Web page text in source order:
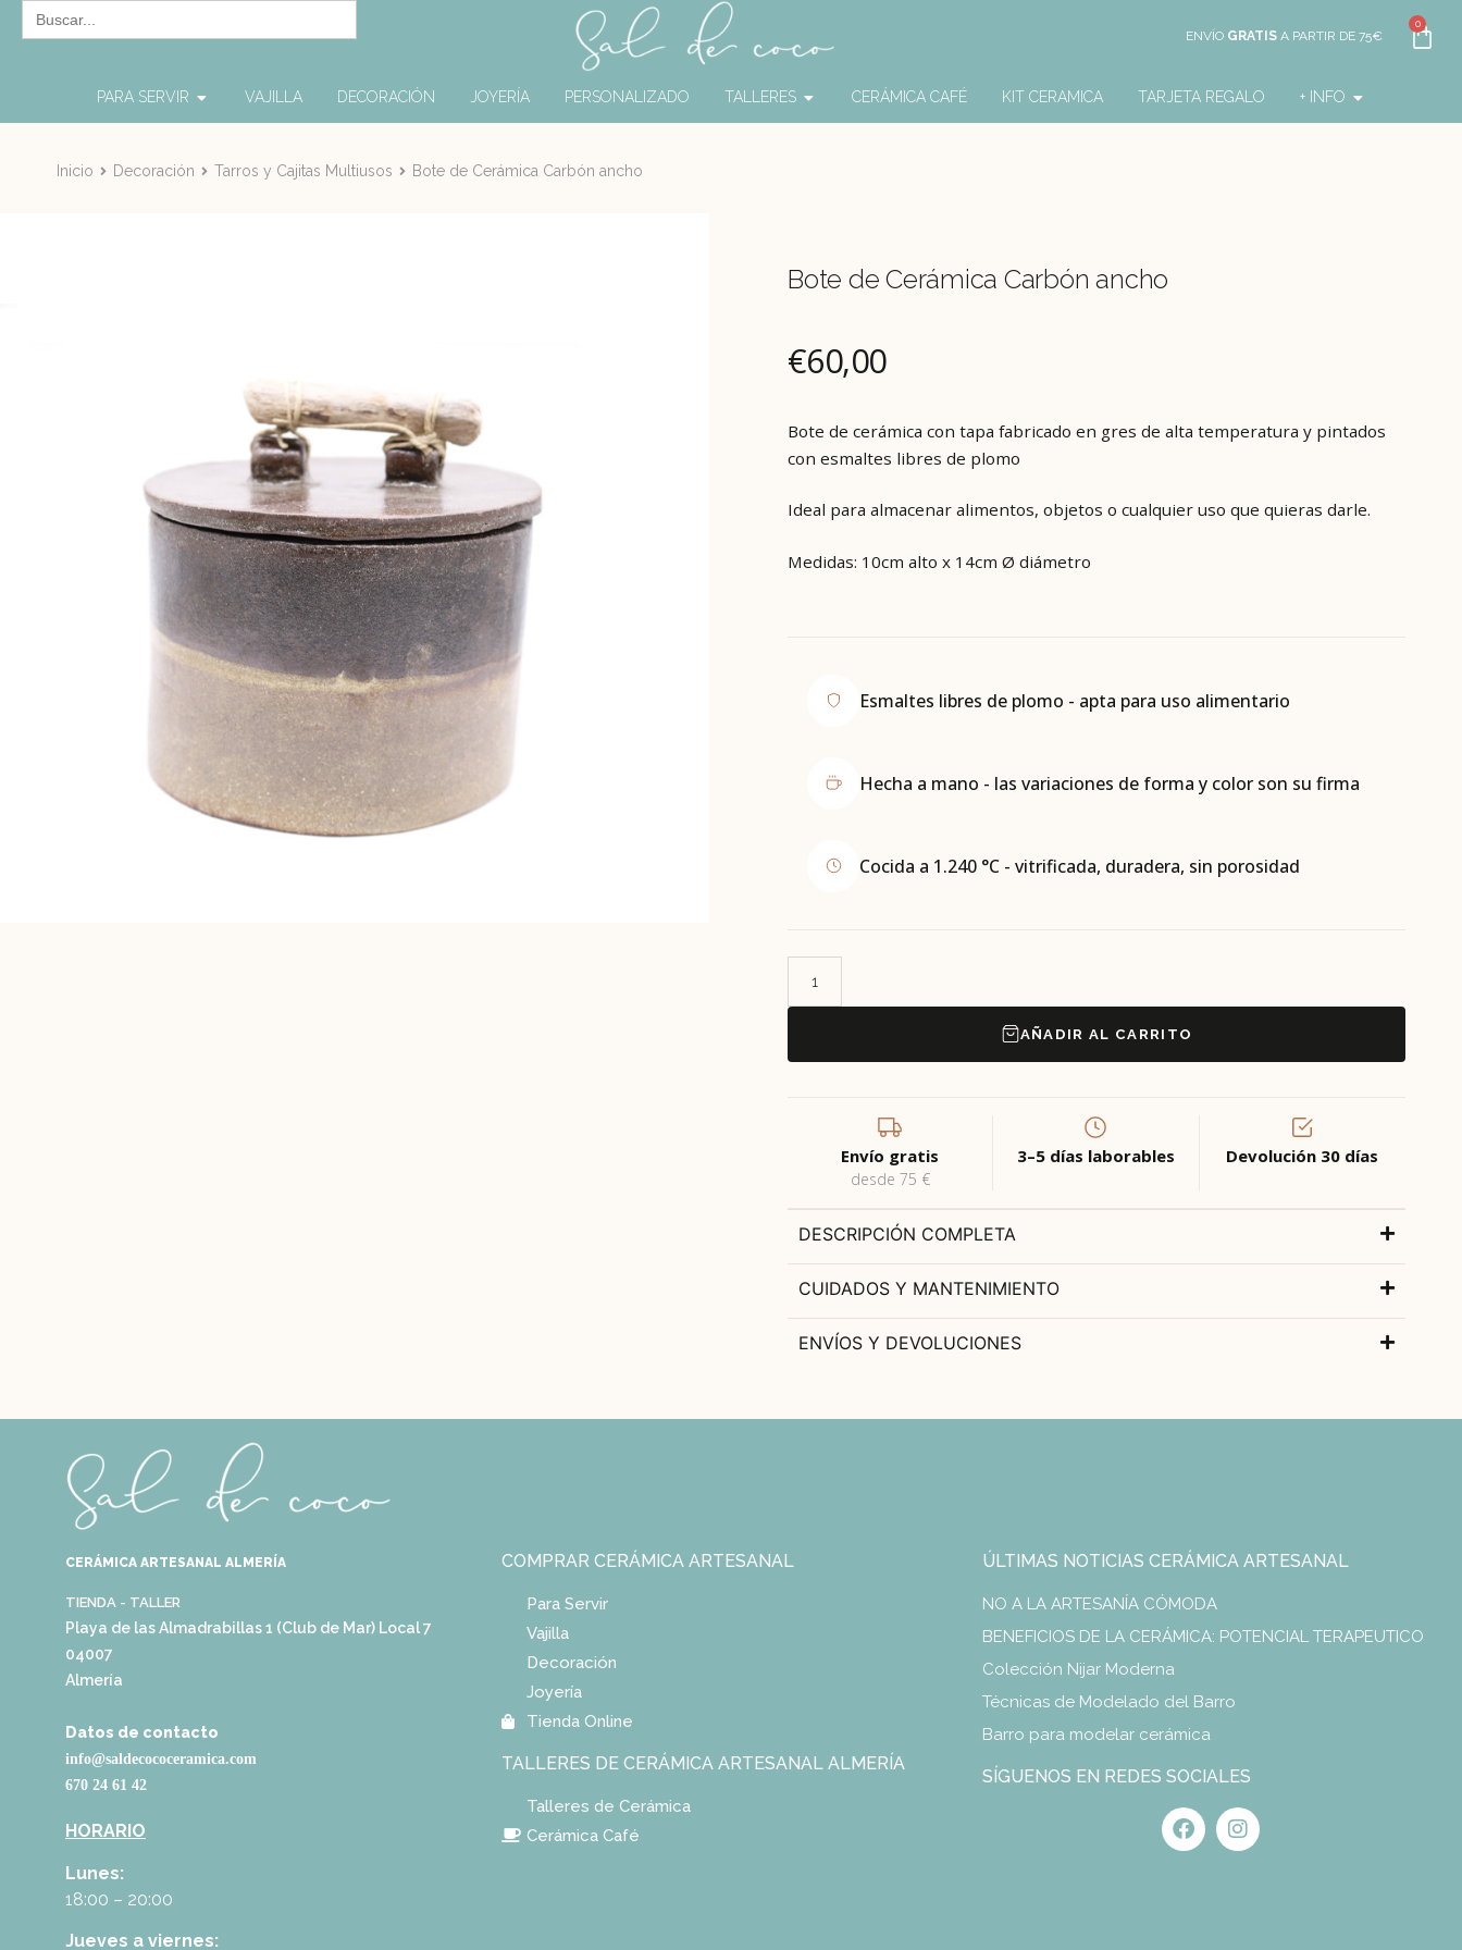
Buscar:
0
ENVÍO GRATIS A PARTIR DE 75€
PARA SERVIR VAJILLA DECORACIÓN JOYERÍA PERSONALIZADO TALLERES CERÁMICA CAFÉ KIT CERAMICA TARJETA REGALO + INFO
Inicio Decoración Tarros y Cajitas Multiusos Bote de Cerámica Carbón ancho
Bote de Cerámica Carbón ancho
€60,00
Bote de cerámica con tapa fabricado en gres de alta temperatura y pintados
con esmaltes libres de plomo
Ideal para almacenar alimentos, objetos o cualquier uso que quieras darle.
Medidas: 10cm alto x 14cm Ø diámetro
Esmaltes libres de plomo - apta para uso alimentario
Hecha a mano - las variaciones de forma y color son su firma
Cocida a 1.240 °C - vitrificada, duradera, sin porosidad
AÑADIR AL CARRITO
Envío gratis
desde 75 €
3–5 días laborables Devolución 30 días
DESCRIPCIÓN COMPLETA
CUIDADOS Y MANTENIMIENTO
ENVÍOS Y DEVOLUCIONES
CERÁMICA ARTESANAL ALMERÍA
TIENDA - TALLER
Playa de las Almadrabillas 1 (Club de Mar) Local 7
04007
Almería
Datos de contacto
info@saldecococeramica.com
670 24 61 42
HORARIO
Lunes:
18:00 – 20:00
Jueves a viernes:
COMPRAR CERÁMICA ARTESANAL
Para Servir
Vajilla
Decoración
Joyería
Tienda Online
TALLERES DE CERÁMICA ARTESANAL ALMERÍA
Talleres de Cerámica
Cerámica Café
ÚLTIMAS NOTICIAS CERÁMICA ARTESANAL
NO A LA ARTESANÍA CÓMODA
BENEFICIOS DE LA CERÁMICA: POTENCIAL TERAPEUTICO
Colección Nijar Moderna
Técnicas de Modelado del Barro
Barro para modelar cerámica
SÍGUENOS EN REDES SOCIALES